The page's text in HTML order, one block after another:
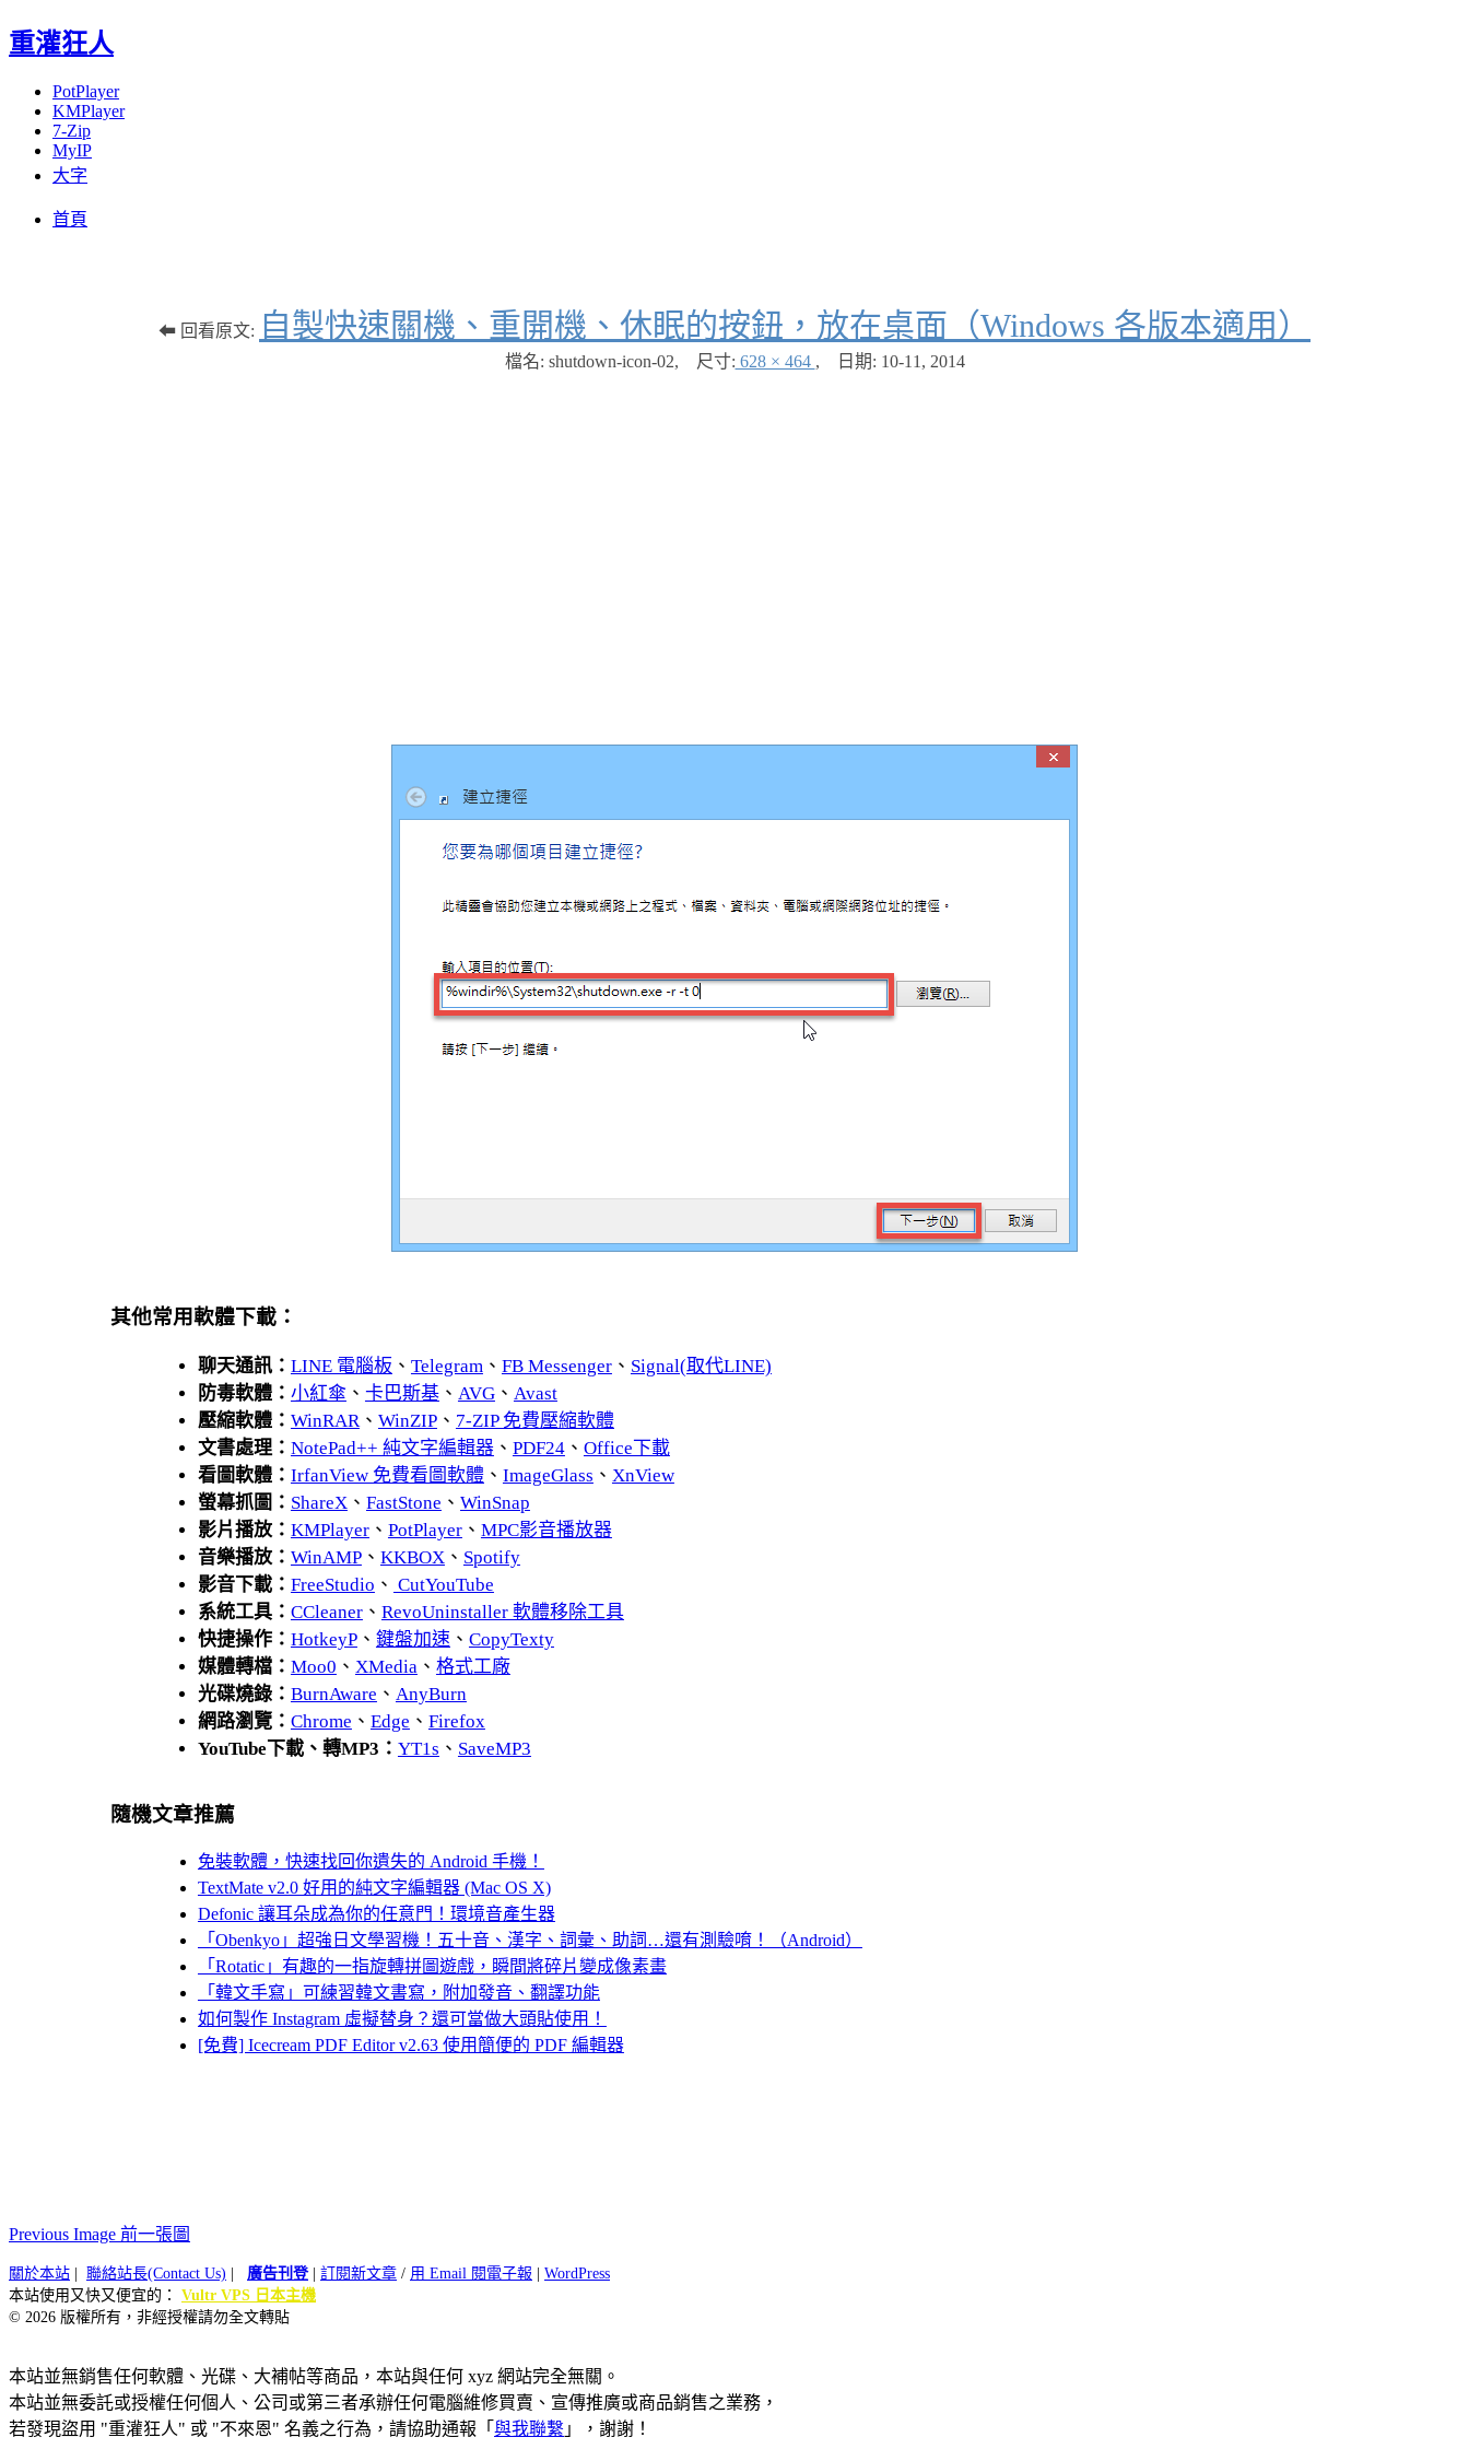
重灌狂人
PotPlayer
KMPlayer
7-Zip
MyIP
大字
首頁
⬅ 回看原文: 自製快速關機、重開機、休眠的按鈕，放在桌面（Windows 各版本適用）
檔名: shutdown-icon-02, 尺寸: 628 × 464 , 日期: 10-11, 2014
其他常用軟體下載：
聊天通訊： LINE 電腦板 、 Telegram、 FB Messenger、 Signal(取代LINE)
防毒軟體： 小紅傘 、 卡巴斯基、 AVG、 Avast
壓縮軟體： WinRAR、 WinZIP、 7-ZIP 免費壓縮軟體
文書處理： NotePad++ 純文字編輯器、 PDF24、 Office下載
看圖軟體： IrfanView 免費看圖軟體、 ImageGlass 、 XnView
螢幕抓圖： ShareX、 FastStone 、 WinSnap
影片播放： KMPlayer、 PotPlayer、 MPC影音播放器
音樂播放： WinAMP、 KKBOX、 Spotify
影音下載： FreeStudio 、 CutYouTube
系統工具： CCleaner、 RevoUninstaller 軟體移除工具
快捷操作： HotkeyP、 鍵盤加速、 CopyTexty
媒體轉檔： Moo0 、 XMedia、 格式工廠
光碟燒錄： BurnAware 、 AnyBurn
網路瀏覽： Chrome 、 Edge 、 Firefox
YouTube下載、轉MP3： YT1s 、 SaveMP3
隨機文章推薦
免裝軟體，快速找回你遺失的 Android 手機！
TextMate v2.0 好用的純文字編輯器 (Mac OS X)
Defonic 讓耳朵成為你的任意門！環境音產生器
「Obenkyo」超強日文學習機！五十音、漢字、詞彙、助詞…還有測驗唷！（Android）
「Rotatic」有趣的一指旋轉拼圖遊戲，瞬間將碎片變成像素畫
「韓文手寫」可練習韓文書寫，附加發音、翻譯功能
如何製作 Instagram 虛擬替身？還可當做大頭貼使用！
[免費] Icecream PDF Editor v2.63 使用簡便的 PDF 編輯器
Previous Image 前一張圖
關於本站 聯絡站長(Contact Us) 廣告刊登| 訂閱新文章 / 用 Email 閱電子報
WordPress
本站使用又快又便宜的： Vultr VPS 日本主機
© 2026 版權所有，非經授權請勿全文轉貼
本站並無銷售任何軟體、光碟、大補帖等商品，本站與任何 xyz 網站完全無關。
本站並無委託或授權任何個人、公司或第三者承辦任何電腦維修買賣、宣傳推廣或商品銷售之業務，
若發現盜用 "重灌狂人" 或 "不來恩" 名義之行為，請協助通報「 與我聯繫 」，謝謝！